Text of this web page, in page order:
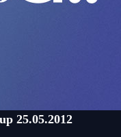
25.05.2012